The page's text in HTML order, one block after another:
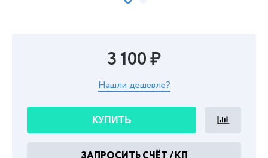
3 100 ₽
Нашли дешевле?
КУПИТЬ